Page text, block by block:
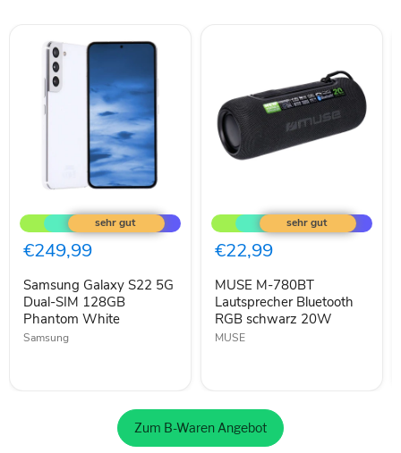
Galaxy
S22
5G
Dual-
128GB
Phantom
White
€249,99
Samsung Galaxy S22 5G
Dual-SIM 128GB
Phantom White
Samsung
M-
780BT
Lautsprecher
Bluetooth
schwarz
20W
€22,99
MUSE M-780BT
Lautsprecher Bluetooth
RGB schwarz 20W
MUSE
Zum B-Waren Angebot